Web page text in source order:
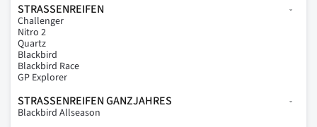
STRASSENREIFEN
Challenger
Nitro 2
Quartz
Blackbird
Blackbird Race
GP Explorer
STRASSENREIFEN GANZJAHRES
Blackbird Allseason